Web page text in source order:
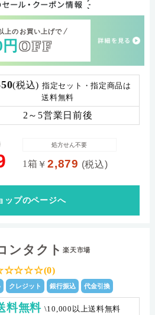
上のお買い上げで
円 OFF
(税込) 指定セット・指定商品は
送料無料
2～5営業日前後
1箱 ￥2,879 (税込)
処方せん不要
ップのページへ
ンタクト楽天市場
クレジット 銀行振込 代金引換
料無料 \10,000以上送料無料